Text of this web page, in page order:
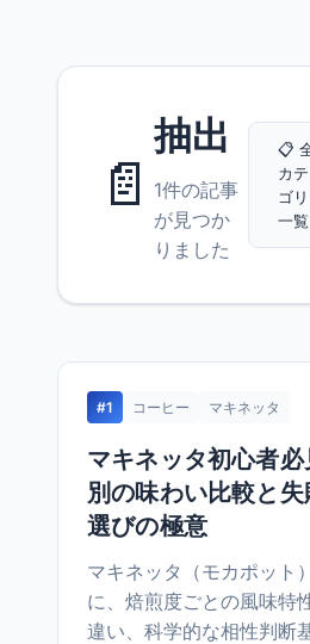
📄
抽出
1件の記事
が見つか
りました
📋
カテ
ゴリ
一覧
#1 コーヒー マキネッタ
マキネッタ初心者
別の味わい比較と
選びの極意
マキネッタ（モカポット
に、焙煎度ごとの風味特
違い、科学的な相性判断